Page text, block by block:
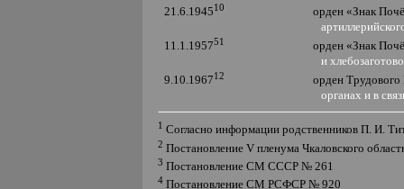
21.6.194510 орден«Знак
11.1.195751 орден«Знак
и
9.10.196712
орден
органах и в
1 Согласно информации родственников П. И.
2 ПостановлениеV пленума Чкаловского
3 Постановление СМ СССР № 261
4 Постановление СМ РСФСР № 920